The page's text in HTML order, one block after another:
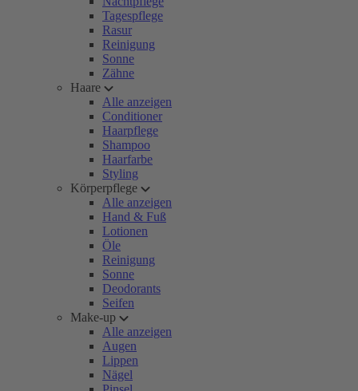
Tagespflege
Rasur
Reinigung
Sonne
Zähne
Haare
Alle anzeigen
Conditioner
Haarpflege
Shampoo
Haarfarbe
Styling
Körperpflege
Alle anzeigen
Hand & Fuß
Lotionen
Öle
Reinigung
Sonne
Deodorants
Seifen
Make-up
Alle anzeigen
Augen
Lippen
Nägel